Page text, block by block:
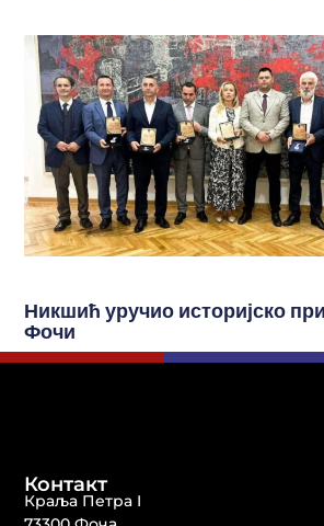
Никшић уручио историјско
Фочи
Контакт
Краља Петра I